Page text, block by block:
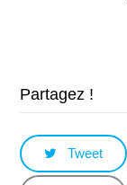
Partagez !
Tweet